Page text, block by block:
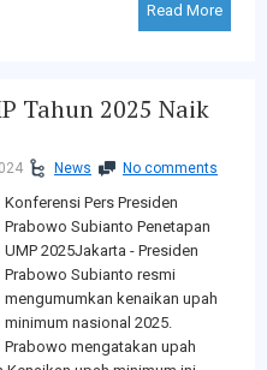
Read More
Tahun 2025 Naik
News No comments
Konferensi Pers Presiden
Prabowo Subianto Penetapan
UMP 2025Jakarta - Presiden
Prabowo Subianto resmi
mengumumkan kenaikan upah
minimum nasional 2025.
Prabowo mengatakan upah